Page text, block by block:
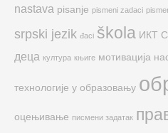
nastava pisanje pismeni zadaci
srpski jezik đaci škola ИКТ
деца култура књиге мотивација
технологије у образовању
оцењивање писмени задатак